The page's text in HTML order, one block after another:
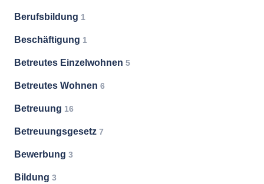
Berufsbildung 1
Beschäftigung 1
Betreutes Einzelwohnen 5
Betreutes Wohnen 6
Betreuung 16
Betreuungsgesetz 7
Bewerbung 3
Bildung 3